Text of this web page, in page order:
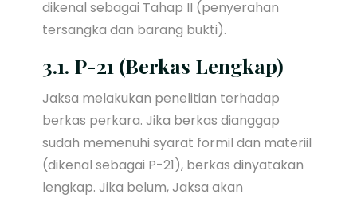
dikenal sebagai Tahap II (penyerahan
tersangka dan barang bukti).
3.1. P-21 (Berkas Lengkap)
Jaksa melakukan penelitian terhadap
berkas perkara. Jika berkas dianggap
sudah memenuhi syarat formil dan materiil
(dikenal sebagai P-21), berkas dinyatakan
lengkap. Jika belum, Jaksa akan